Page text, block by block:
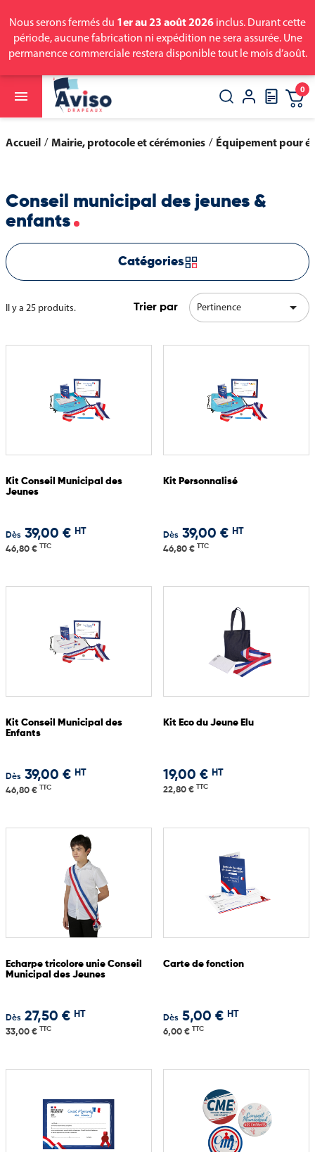
Nous serons fermés du 1er au 23 août 2026 inclus. Durant cette
période, aucune fabrication ni expédition ne sera assurée. Une
permanence commerciale restera disponible tout le mois d’août.
 0
search
Accueil Mairie, protocole et cérémonies Équipement pour
Conseil municipal des jeunes &
enfants
Catégories
Il y a 25 produits. Trier par Pertinence 
Kit Conseil Municipal des
Jeunes
Dès 39,00 € HT
46,80 € TTC
Kit Personnalisé
Dès 39,00 € HT
46,80 € TTC
Kit Conseil Municipal des
Enfants
Dès 39,00 € HT
46,80 € TTC
Kit Eco du Jeune Elu
19,00 € HT
22,80 € TTC
Echarpe tricolore unie Conseil
Municipal des Jeunes
Dès 27,50 € HT
33,00 € TTC
Carte de fonction
Dès 5,00 € HT
6,00 € TTC